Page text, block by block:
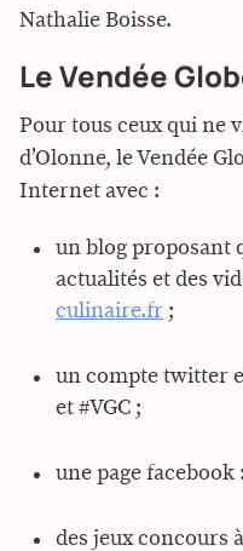
Nathalie Boisse.
Le Vendée
Pour tous ceux qui ne
d’Olonne, le Vendée
Internet avec :
un blog proposant
actualités et des
culinaire.fr ;
un compte twitter
et #VGC ;
une page facebook
des jeux concours